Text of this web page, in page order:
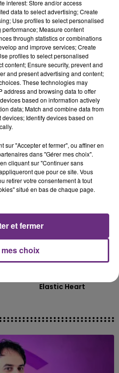
17h57
17h57
CHRISTOPHE WILLEM
Systaime
17h48
17h48
Elastic Heart
interest: Store and/or access
data to select advertising; Create
Use profiles to select personalised
Measure content
through statistics or combinations
and improve services; Create
profiles to select personalised
content; Ensure security, prevent and
and present advertising and content;
These technologies may
address and browsing data to offer
based on information actively
data; Match and combine data from
Identify devices based on
sur "Accepter et fermer", ou affiner en
dans "Gérer mes choix".
cliquant sur "Continuer sans
que pour ce site. Vous
retirer votre consentement à tout
situé en bas de chaque page.
mes choix
et fermer